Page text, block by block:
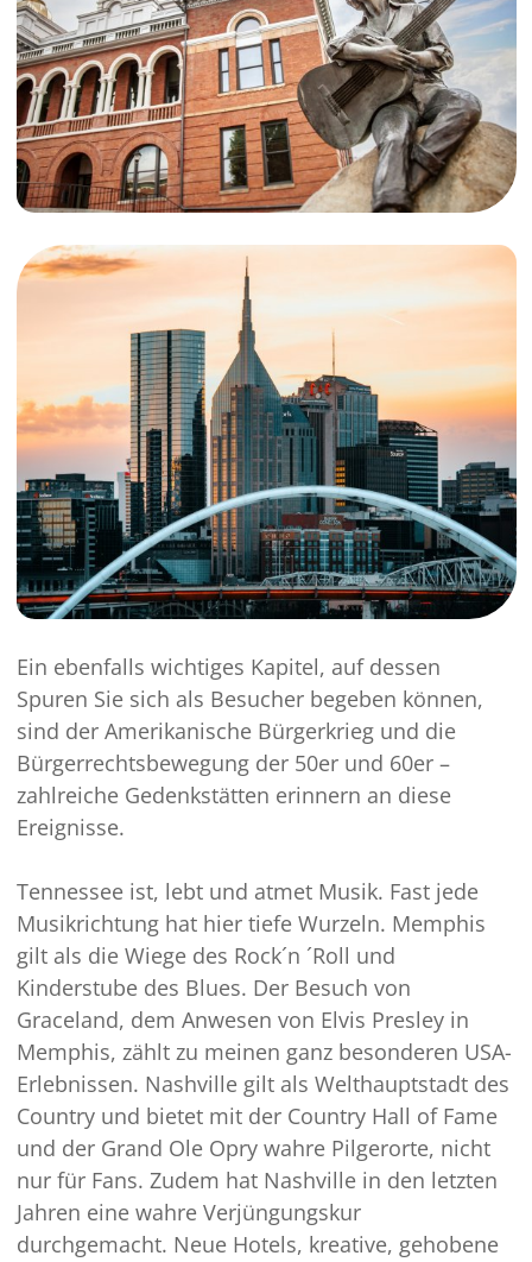
Ein ebenfalls wichtiges Kapitel, auf dessen
Spuren Sie sich als Besucher begeben können,
sind der Amerikanische Bürgerkrieg und die
Bürgerrechtsbewegung der 50er und 60er –
zahlreiche Gedenkstätten erinnern an diese
Ereignisse.
Tennessee ist, lebt und atmet Musik. Fast jede
Musikrichtung hat hier tiefe Wurzeln. Memphis
gilt als die Wiege des Rock´n ´Roll und
Kinderstube des Blues. Der Besuch von
Graceland, dem Anwesen von Elvis Presley in
Memphis, zählt zu meinen ganz besonderen USA-
Erlebnissen. Nashville gilt als Welthauptstadt des
Country und bietet mit der Country Hall of Fame
und der Grand Ole Opry wahre Pilgerorte, nicht
nur für Fans. Zudem hat Nashville in den letzten
Jahren eine wahre Verjüngungskur
durchgemacht. Neue Hotels, kreative, gehobene